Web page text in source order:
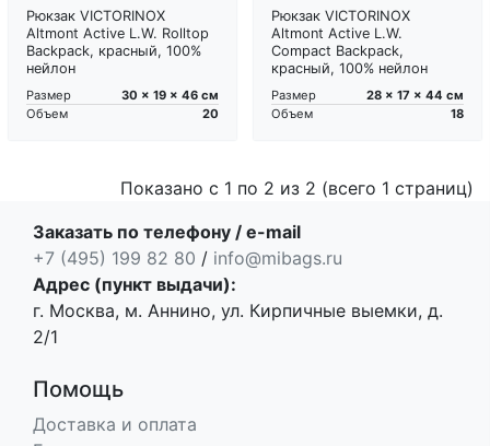
Рюкзак VICTORINOX
Altmont Active L.W. Rolltop
Backpack, красный, 100%
нейлон
Размер
30 x 19 x 46 см
Объем
20
Рюкзак VICTORINOX
Altmont Active L.W.
Compact Backpack,
красный, 100% нейлон
Размер
28 x 17 x 44 см
Объем
18
Показано с 1 по 2 из 2 (всего 1 страниц)
Заказать по телефону / e-mail
+7 (495) 199 82 80 / info@mibags.ru
Адрес (пункт выдачи):
г. Москва, м. Аннино, ул. Кирпичные выемки, д.
2/1
Помощь
Доставка и оплата